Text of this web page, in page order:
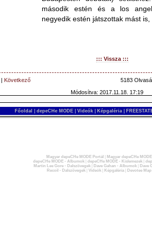
második estén és a los
negyedik estén játszottak mást
::: Vissza :::
| Következő
5183
Módosítva: 2017.11.18. 17:19
Főoldal depeCHe MODE Videók Képgaléria
Magyar depeCHe MODE Portál
Magyar depeCHe
depeCHe MODE - Albumok| depeCHe MODE - Kislemezek|
Martin Lee Gore - Dalszövegek| Dave Gahan - Albumok|
Dave
Recoil - Dalszövegek| Videók| Képgaléria| Devotee Map